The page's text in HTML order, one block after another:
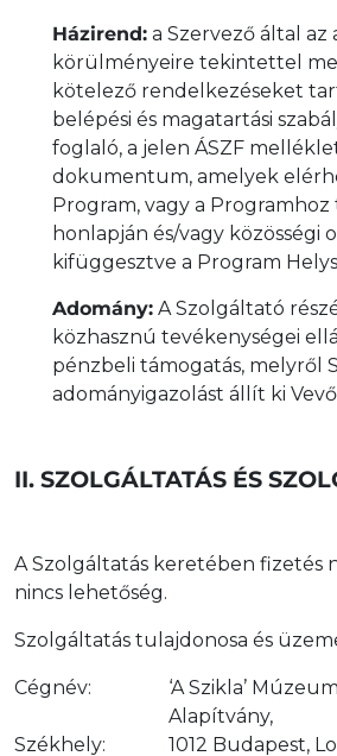
Házirend: a Szervező által
körülményeire tekintettel
kötelező rendelkezéseket
belépési és magatartási
foglaló, a jelen ÁSZF
dokumentum, amelyek
Program, vagy a
honlapján és/vagy közösségi
kifüggesztve a Program
Adomány: A Szolgáltató
közhasznú tevékenységei
pénzbeli támogatás, melyről
adományigazolást állít ki
II. SZOLGÁLTATÁS ÉS
A Szolgáltatás keretében fizetés
nincs lehetőség.
Szolgáltatás tulajdonosa és
Cégnév:
‘A Szikla’
Alapítvány,
Székhely:
1012 Budapest,